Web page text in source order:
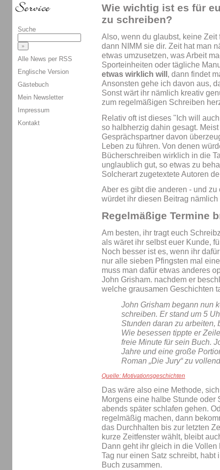
Wie wichtig ist es für
zu schreiben?
Also, wenn du glaubst, keine
dann NIMM sie dir. Zeit hat man
etwas umzusetzen, was Arbeit
Sporteinheiten oder tägliche
etwas wirklich will , dann findet
Ansonsten gehe ich davon aus,
Sonst wärt ihr nämlich kreativ
zum regelmäßigen Schreiben
Relativ oft ist dieses "Ich will
so halbherzig dahin gesagt.
Gesprächspartner davon
Leben zu führen. Von denen
Bücherschreiben wirklich in die
unglaublich gut, so etwas zu
Solcherart zugetextete Autoren
Aber es gibt die anderen - und
würdet ihr diesen Beitrag
Regelmäßige Termine
Am besten, ihr tragt euch
als wäret ihr selbst euer Kunde,
Noch besser ist es, wenn ihr
nur alle sieben Pfingsten mal
muss man dafür etwas anderes
John Grisham. nachdem er
welche grausamen Geschichten
John Grisham begann nun
schreiben. Er stand um 5
Stunden daran zu arbeiten,
Wie besessen tippte er
freie Minute für sein Buch.
Jahre und eine große
Roman „Die Jury“ zu
Quelle: Motivationsgeschichten
Das wäre also eine Methode,
Morgens eine halbe Stunde oder
abends später schlafen gehen.
regelmäßig machen, dann
das Durchhalten bis zur letzten
kurze Zeitfenster wählt, bleibt
Dann geht ihr gleich in die
Tag nur einen Satz schreibt,
Buch zusammen.
Suche
Alle News per RSS
Englische Version
Gästebuch
Mein Newsletter
Impressum
Kontakt